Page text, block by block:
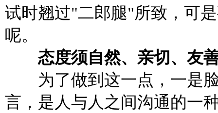
试时翘过"二郎腿"所致，可
呢。
态度须自然、亲切、友善
为了做到这一点，一是脸
言，是人与人之间沟通的一